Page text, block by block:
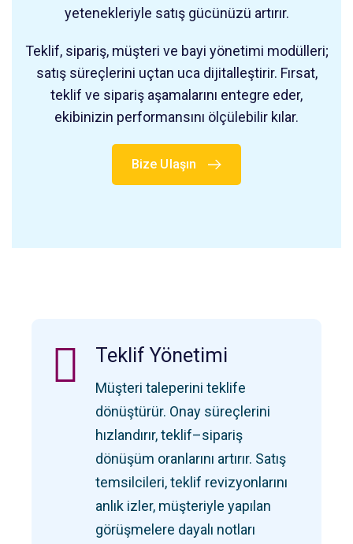
yetenekleriyle satış gücünüzü artırır.
Teklif, sipariş, müşteri ve bayi yönetimi modülleri;
satış süreçlerini uçtan uca dijitalleştirir. Fırsat,
teklif ve sipariş aşamalarını entegre eder,
ekibinizin performansını ölçülebilir kılar.
Bize Ulaşın
Teklif Yönetimi
Müşteri taleperini teklife
dönüştürür. Onay süreçlerini
hızlandırır, teklif–sipariş
dönüşüm oranlarını artırır. Satış
temsilcileri, teklif revizyonlarını
anlık izler, müşteriyle yapılan
görüşmelere dayalı notları